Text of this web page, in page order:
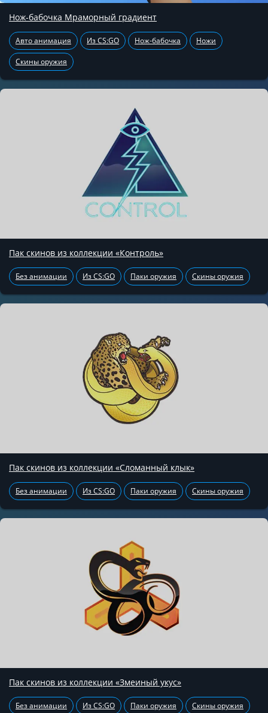
Нож-бабочка Мраморный градиент
Авто анимация Из CS:GO Нож-бабочка Ножи
Скины оружия
Пак скинов из коллекции «Контроль»
Без анимации Из CS:GO Паки оружия Скины оружия
Пак скинов из коллекции «Сломанный клык»
Без анимации Из CS:GO Паки оружия Скины оружия
Пак скинов из коллекции «Змеиный укус»
Без анимации Из CS:GO Паки оружия Скины оружия